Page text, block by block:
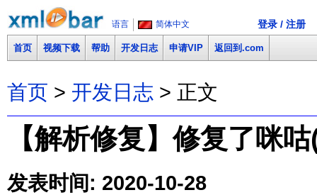
语言 简体中文 登录 / 注册
首页 视频下载 帮助 开发日志 申请VIP 返回到.com
首页 > 开发日志 > 正文
【解析修复】修复了咪
发表时间: 2020-10-28